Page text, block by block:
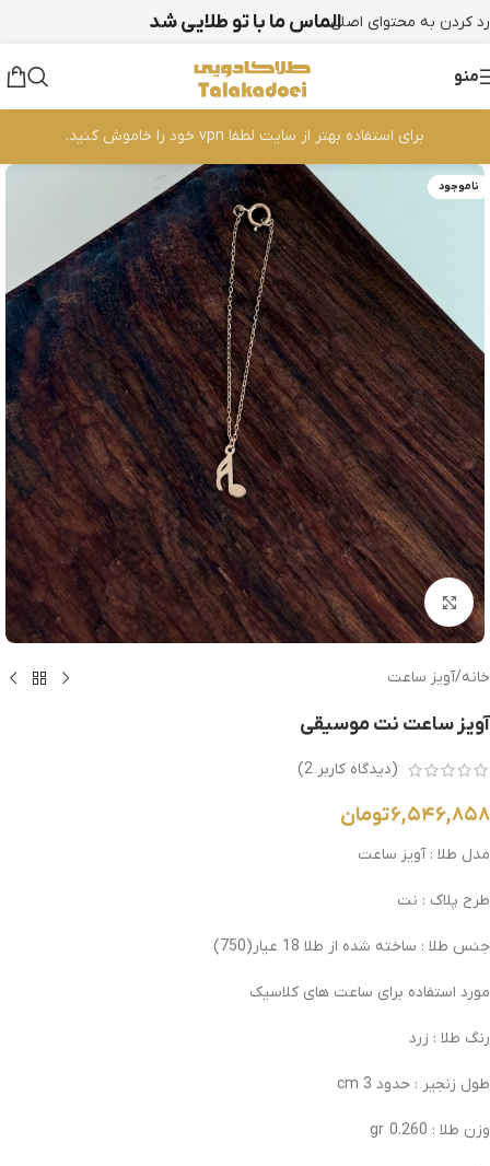
رد کردن به محتوای اصلیالماس ما با تو طلایی شد
منو
برای استفاده بهتر از سایت لطفا vpn خود را خاموش کنید.
ناموجود
بزرگنمایی تصویر
خانه/آویز ساعت
آویز ساعت نت موسیقی
(دیدگاه کاربر 2
)
۶,۵۴۶,۸۵۸تومان
مدل طلا : آویز ساعت
طرح پلاک : نت
جنس طلا : ساخته شده از طلا 18 عیار(750)
مورد استفاده برای ساعت های کلاسیک
رنگ طلا : زرد
طول زنجیر : حدود 3 cm
وزن طلا : 0.260 gr